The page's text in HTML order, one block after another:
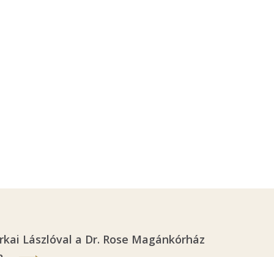
Lászlóval a Dr. Rose Magánkórház